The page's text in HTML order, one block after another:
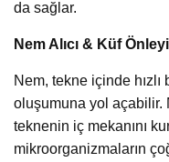
da sağlar.
Nem Alıcı & Küf
Nem, tekne içinde
oluşumuna yol açabilir.
teknenin iç mekanını
mikroorganizmaların